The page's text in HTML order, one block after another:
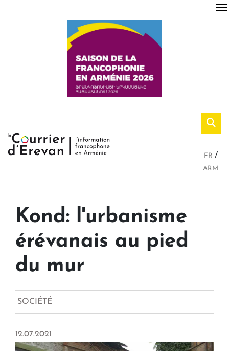
FR
ARM
Kond: l'urbanisme
érévanais au pied
du mur
SOCIÉTÉ
12.07.2021